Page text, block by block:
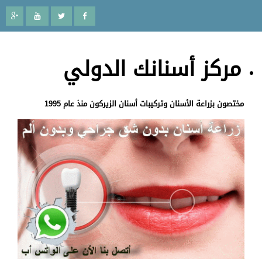
مركز أسنانك الدولي
مختصون بزراعة الأسنان وتركيبات أسنان الزيركون منذ عام 1995